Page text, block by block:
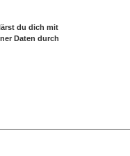
du dich mit
Daten durch